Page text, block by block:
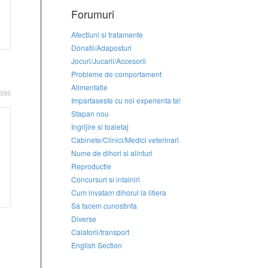
Forumuri
Afectiuni si tratamente
Donatii/Adaposturi
Jocuri/Jucarii/Accesorii
Probleme de comportament
Alimentatie
Impartaseste cu noi experienta ta!
Stapan nou
Ingrijire si toaletaj
Cabinete/Clinici/Medici veterinari
Nume de dihori si alinturi
Reproductie
Concursuri si intalniri
Cum invatam dihorul la litiera
Sa facem cunostinta
Diverse
Calatorii/transport
English Section